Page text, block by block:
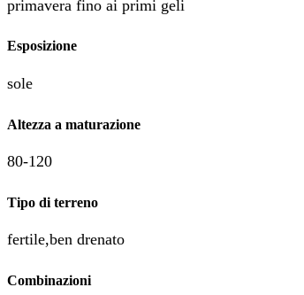
primavera fino ai primi geli
Esposizione
sole
Altezza a maturazione
80-120
Tipo di terreno
fertile,ben drenato
Combinazioni